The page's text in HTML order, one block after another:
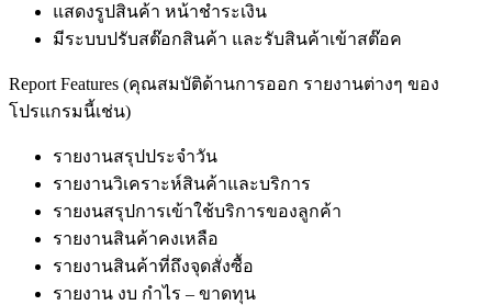
แสดงรูปสินค้า หน้าชำระเงิน
มีระบบปรับสต๊อกสินค้า และรับสินค้าเข้าสต๊อค
Report Features (คุณสมบัติด้านการออก รายงานต่างๆ ของ
โปรแกรมนี้เช่น)
รายงานสรุปประจำวัน
รายงานวิเคราะห์สินค้าและบริการ
รายงนสรุปการเข้าใช้บริการของลูกค้า
รายงานสินค้าคงเหลือ
รายงานสินค้าที่ถึงจุดสั่งซื้อ
รายงาน งบ กำไร – ขาดทุน